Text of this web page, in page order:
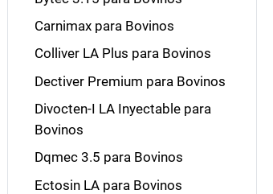
Carnimax para Bovinos
Colliver LA Plus para Bovinos
Dectiver Premium para Bovinos
Divocten-I LA Inyectable para
Bovinos
Dqmec 3.5 para Bovinos
Ectosin LA para Bovinos